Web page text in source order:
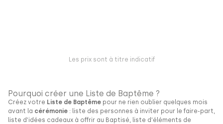
Les prix sont à titre indicatif
Pourquoi créer une Liste de Baptême ?
Créez votre Liste de Baptême pour ne rien oublier quelques mois
avant la cérémonie : liste des personnes à inviter pour le faire-part,
liste d’idées cadeaux à offrir au Baptisé, liste d’éléments de